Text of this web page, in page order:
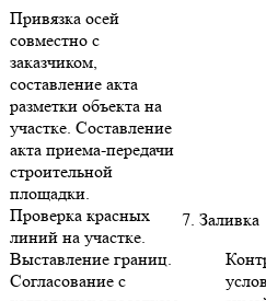
Привязка осей
совместно с
заказчиком,
составление акта
разметки объекта на
участке. Составление
акта приема-передачи
строительной
площадки.
Проверка красных
линий на участке.
Выставление границ.
Согласование с
7. Заливка